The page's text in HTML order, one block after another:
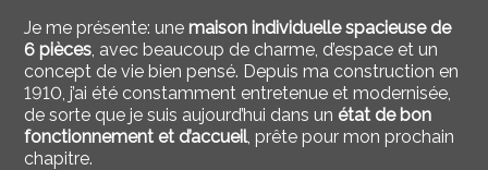
Je me présente: unemaison individuelle spacieuse de
6 pièces, avec beaucoup de charme, d’espace et un
concept de vie bien pensé. Depuis ma construction en
1910, j’ai été constamment entretenue et modernisée,
de sorte que je suis aujourd’hui dans un état de bon
fonctionnement et d’accueil, prête pour mon prochain
chapitre.